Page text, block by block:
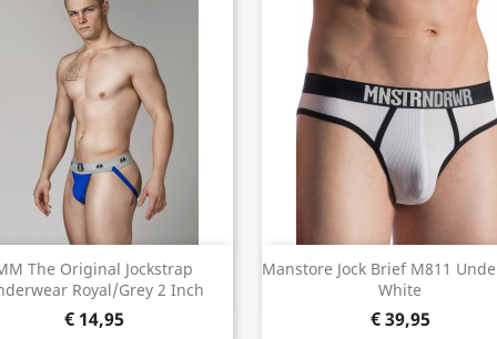
The Original Jockstrap
Royal/Grey 2 Inch
€ 14,95
Snel bekijken
Manstore Jock Brief M811
White
€ 39,95
Snel bekijken